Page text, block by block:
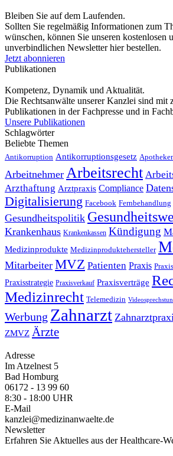
Bleiben Sie auf dem Laufenden.
Sollten Sie regelmäßig Informationen zum
wünschen, können Sie unseren kostenlosen
unverbindlichen Newsletter hier bestellen.
Jetzt abonnieren
Publikationen
Kompetenz, Dynamik und Aktualität.
Die Rechtsanwälte unserer Kanzlei sind mit
Publikationen in der Fachpresse und in
Unsere Publikationen
Schlagwörter
Beliebte Themen
Antikorruption Antikorruptionsgesetz
Arbeitnehmer Arbeitsrecht
Arzthaftung Arztpraxis Compliance
Digitalisierung Facebook Fernbehandlung
Gesundheitspolitik
Krankenhaus Krankenkassen Kündigung
Medizinprodukte Medizinproduktehersteller
Mitarbeiter MVZ Patienten Praxis
Praxisstrategie Praxisverkauf Praxisverträge
Medizinrecht Telemedizin
Werbung Zahnarzt
ZMVZ Ärzte
Adresse
Im Atzelnest 5
Bad Homburg
06172 - 13 99 60
8:30 - 18:00 UHR
E-Mail
kanzlei@medizinanwaelte.de
Newsletter
Erfahren Sie Aktuelles aus der Healthcare-